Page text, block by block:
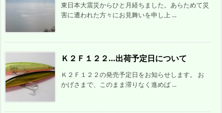
東日本大震災からひと月経ちました。あらためて災
害に遭われた方々にお見舞いを申し上 ...
Ｋ２Ｆ１２２…出荷予定日について
Ｋ２Ｆ１２２の発売予定日をお知らせします。 お
かげさまで、このまま滞りなく進めば ...